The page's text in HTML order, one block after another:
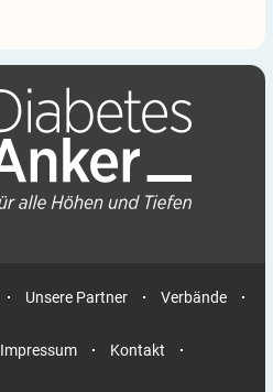
Unsere Partner Verbände
Impressum Kontakt